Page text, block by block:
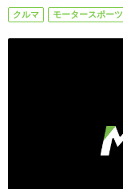
クルマ モータースポーツ